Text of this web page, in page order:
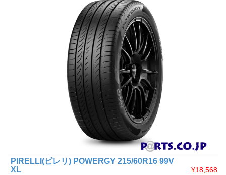
PIRELLI(ピレリ) POWERGY 215/60R16 99V
XL
¥18,568